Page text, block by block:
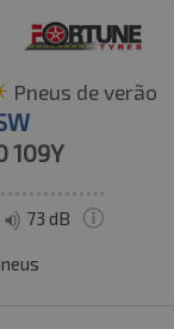
Pneus de verão
109Y
73 dB